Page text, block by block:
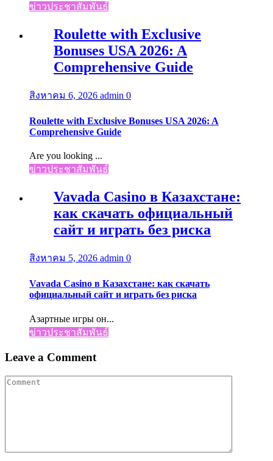
ข่าวประชาสัมพันธ์
Roulette with Exclusive
Bonuses USA 2026: A
Comprehensive Guide
สิงหาคม 6, 2026 admin 0
Roulette with Exclusive Bonuses USA 2026: A
Comprehensive Guide
Are you looking ...
ข่าวประชาสัมพันธ์
Vavada Casino в Казахстане:
как скачать официальный
сайт и играть без риска
สิงหาคม 5, 2026 admin 0
Vavada Casino в Казахстане: как скачать
официальный сайт и играть без риска
Азартные игры он...
ข่าวประชาสัมพันธ์
Leave a Comment